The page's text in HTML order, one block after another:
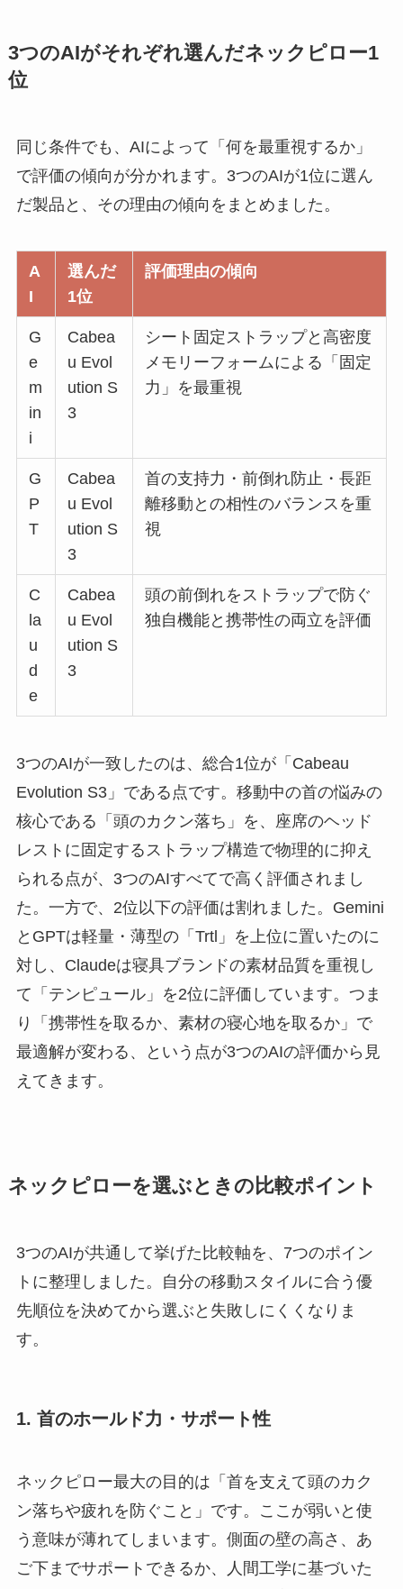
3つのAIがそれぞれ選んだネックピロー1
位
同じ条件でも、AIによって「何を最重視するか」
で評価の傾向が分かれます。3つのAIが1位に選ん
だ製品と、その理由の傾向をまとめました。
A
I
選んだ
1位
評価理由の傾向
G
e
m
in
i
Cabea
u Evol
ution S
3
シート固定ストラップと高密度
メモリーフォームによる「固定
力」を最重視
G
P
T
Cabea
u Evol
ution S
3
首の支持力・前倒れ防止・長距
離移動との相性のバランスを重
視
C
la
u
d
e
Cabea
u Evol
ution S
3
頭の前倒れをストラップで防ぐ
独自機能と携帯性の両立を評価
3つのAIが一致したのは、総合1位が「Cabeau
Evolution S3」である点です。移動中の首の悩みの
核心である「頭のカクン落ち」を、座席のヘッド
レストに固定するストラップ構造で物理的に抑え
られる点が、3つのAIすべてで高く評価されまし
た。一方で、2位以下の評価は割れました。Gemini
とGPTは軽量・薄型の「Trtl」を上位に置いたのに
対し、Claudeは寝具ブランドの素材品質を重視し
て「テンピュール」を2位に評価しています。つま
り「携帯性を取るか、素材の寝心地を取るか」で
最適解が変わる、という点が3つのAIの評価から見
えてきます。
ネックピローを選ぶときの比較ポイント
3つのAIが共通して挙げた比較軸を、7つのポイン
トに整理しました。自分の移動スタイルに合う優
先順位を決めてから選ぶと失敗しにくくなりま
す。
1. 首のホールド力・サポート性
ネックピロー最大の目的は「首を支えて頭のカク
ン落ちや疲れを防ぐこと」です。ここが弱いと使
う意味が薄れてしまいます。側面の壁の高さ、あ
ご下までサポートできるか、人間工学に基づいた